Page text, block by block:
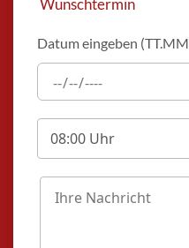
Wunschtermin
Datum eingeben